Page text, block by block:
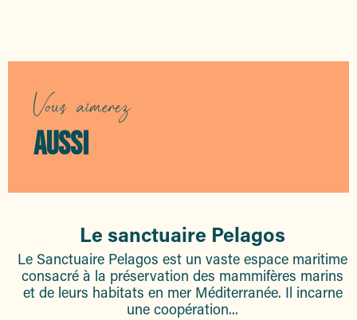
Vous aimerez
AUSSI
Le sanctuaire Pelagos
Le Sanctuaire Pelagos est un vaste espace maritime
consacré à la préservation des mammifères marins
et de leurs habitats en mer Méditerranée. Il incarne
une coopération...